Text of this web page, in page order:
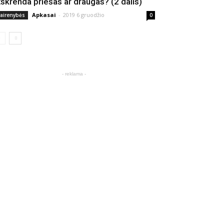
Apkasai - 2019 6 gruodžio 0
- reklama -